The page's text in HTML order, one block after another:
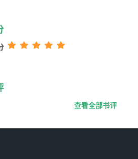
查看全部书评